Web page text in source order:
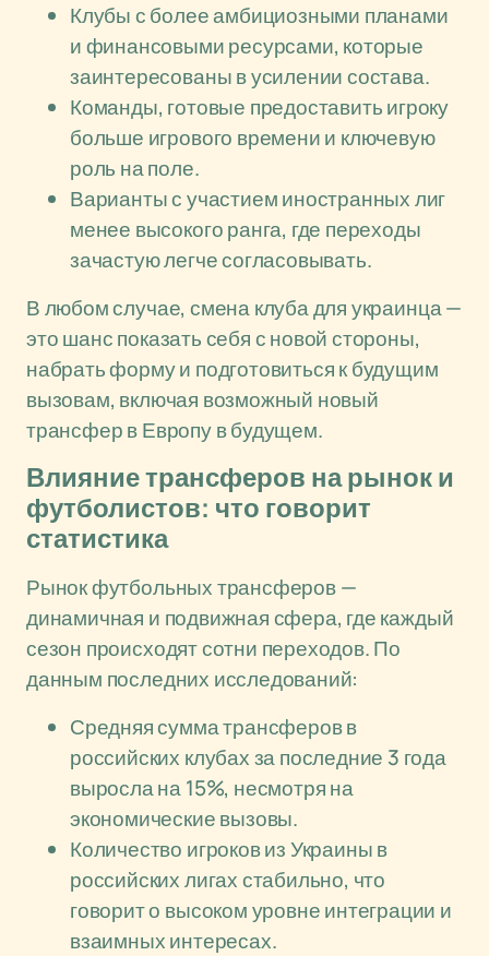
Клубы с более амбициозными планами
и финансовыми ресурсами, которые
заинтересованы в усилении состава.
Команды, готовые предоставить игроку
больше игрового времени и ключевую
роль на поле.
Варианты с участием иностранных лиг
менее высокого ранга, где переходы
зачастую легче согласовывать.
В любом случае, смена клуба для украинца —
это шанс показать себя с новой стороны,
набрать форму и подготовиться к будущим
вызовам, включая возможный новый
трансфер в Европу в будущем.
Влияние трансферов на рынок и
футболистов: что говорит
статистика
Рынок футбольных трансферов —
динамичная и подвижная сфера, где каждый
сезон происходят сотни переходов. По
данным последних исследований:
Средняя сумма трансферов в
российских клубах за последние 3 года
выросла на 15%, несмотря на
экономические вызовы.
Количество игроков из Украины в
российских лигах стабильно, что
говорит о высоком уровне интеграции и
взаимных интересах.